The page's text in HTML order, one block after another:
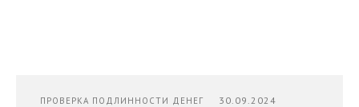
ПРОВЕРКА ПОДЛИННОСТИ ДЕНЕГ 30.09.2024